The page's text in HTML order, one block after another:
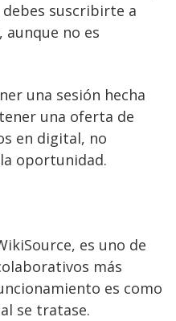
suscribirte a
aunque no es
una sesión hecha
una oferta de
en digital, no
oportunidad.
es uno de
más
es como
se tratase.